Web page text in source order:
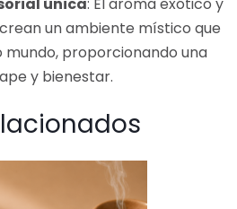
un ambiente místico que
proporcionando una
y bienestar.